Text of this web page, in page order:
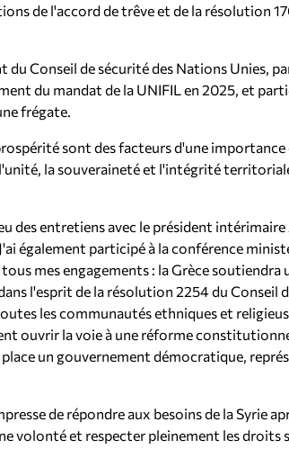
de l'accord de trêve et de la résolution
du Conseil de sécurité des Nations Unies,
du mandat de la UNIFIL en 2025, et
frégate.
sont des facteurs d'une
la souveraineté et l'intégrité
des entretiens avec le président intérimaire
également participé à la conférence
mes engagements : la Grèce soutiendra
l'esprit de la résolution 2254 du Conseil
les communautés ethniques et
ouvrir la voie à une réforme
un gouvernement démocratique,
de répondre aux besoins de la Syrie
volonté et respecter pleinement les droits